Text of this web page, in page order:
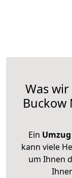
Was
Buckow
Ein Umzug
kann viele
um Ihnen